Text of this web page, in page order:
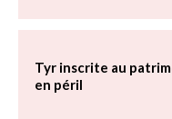
Tyr inscrite au
en péril